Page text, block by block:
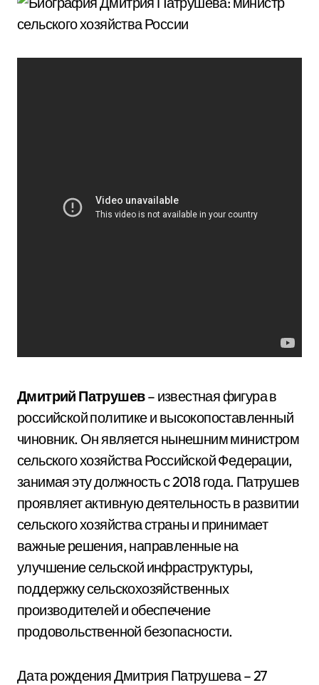
Дмитрий Патрушев– известная фигура в
российской политике и высокопоставленный
чиновник. Он является нынешним министром
сельского хозяйства Российской Федерации,
занимая эту должность с 2018 года. Патрушев
проявляет активную деятельность в развитии
сельского хозяйства страны и принимает
важные решения, направленные на
улучшение сельской инфраструктуры,
поддержку сельскохозяйственных
производителей и обеспечение
продовольственной безопасности.
Дата рождения Дмитрия Патрушева – 27